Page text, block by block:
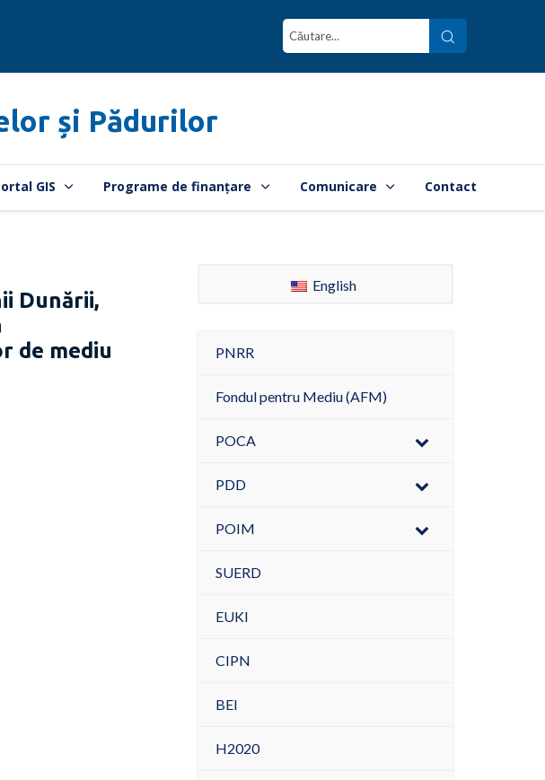
și Pădurilor
GIS Programe de finanțare Comunicare Contact
Dunării,
de mediu
English
PNRR
Fondul pentru Mediu (AFM)
POCA
PDD
POIM
SUERD
EUKI
CIPN
BEI
H2020